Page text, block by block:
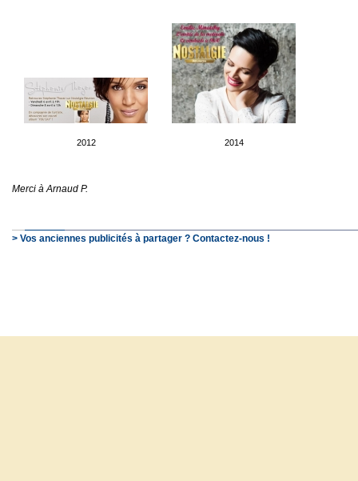
2012 2014
Merci à Arnaud P.
> Vos anciennes publicités à partager ? Contactez-nous !